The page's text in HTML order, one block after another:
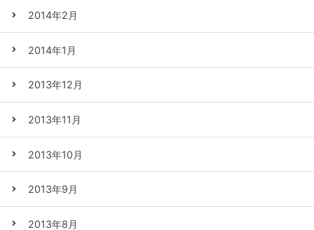
2014年2月
2014年1月
2013年12月
2013年11月
2013年10月
2013年9月
2013年8月